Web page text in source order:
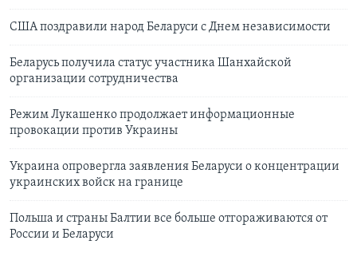
США поздравили народ Беларуси с Днем независимости
Беларусь получила статус участника Шанхайской
организации сотрудничества
Режим Лукашенко продолжает информационные
провокации против Украины
Украина опровергла заявления Беларуси о концентрации
украинских войск на границе
Польша и страны Балтии все больше отгораживаются от
России и Беларуси